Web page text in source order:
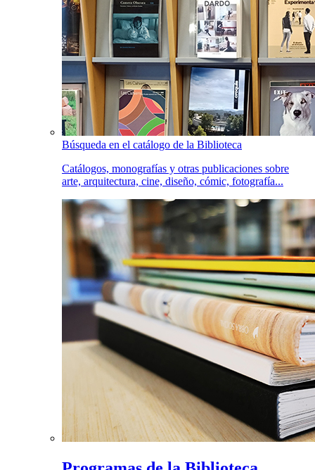
Búsqueda en el catálogo de la Biblioteca
Catálogos, monografías y otras publicaciones sobre
arte, arquitectura, cine, diseño, cómic, fotografía...